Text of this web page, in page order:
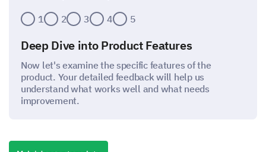
1 2 3 4 5
Deep Dive into Product Features
Now let's examine the specific features of the
product. Your detailed feedback will help us
understand what works well and what needs
improvement.
product based on your experience.